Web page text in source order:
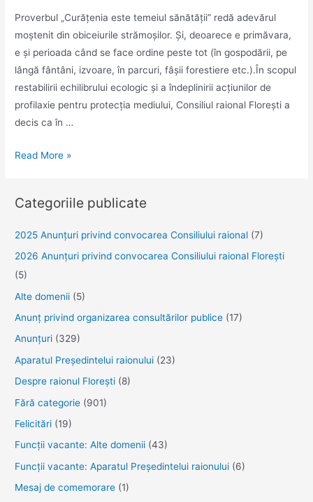
Proverbul „Curățenia este temeiul sănătății” redă adevărul
moștenit din obiceiurile strămoșilor. Și, deoarece e primăvara,
e și perioada când se face ordine peste tot (în gospodării, pe
lângă fântâni, izvoare, în parcuri, fâşii forestiere etc.).În scopul
restabilirii echilibrului ecologic şi a îndeplinirii acţiunilor de
profilaxie pentru protecţia mediului, Consiliul raional Floreşti a
decis ca în …
Bilunarul
Read More »
Categoriile publicate
2025 Anunţuri privind convocarea Consiliului raional (7)
2026 Anunțuri privind convocarea Consiliului raional Florești
(5)
Alte domenii (5)
Anunţ privind organizarea consultărilor publice (17)
Anunţuri (329)
Aparatul Preşedintelui raionului (23)
Despre raionul Floreşti (8)
Fără categorie (901)
Felicitări (19)
Funcţii vacante: Alte domenii (43)
Funcții vacante: Aparatul Președintelui raionului (6)
Mesaj de comemorare (1)